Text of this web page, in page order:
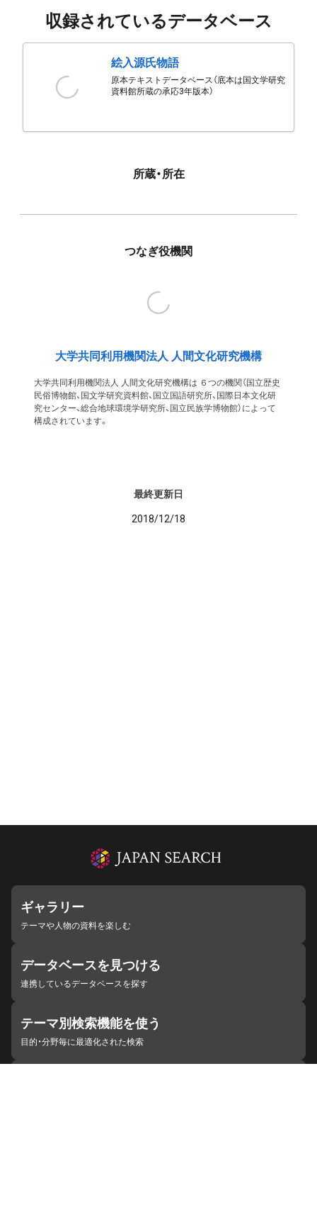
収録されているデータベース
絵入源氏物語
原本テキストデータベース（底本は国文学研究
資料館所蔵の承応3年版本）
所蔵・所在
つなぎ役機関
大学共同利用機関法人 人間文化研究機構
大学共同利用機関法人 人間文化研究機構は ６つの機関（国立歴史
民俗博物館、国文学研究資料館、国立国語研究所、国際日本文化研
究センター、総合地球環境学研究所、国立民族学博物館）によって
構成されています。
最終更新日
2018/12/18
ギャラリー
テーマや人物の資料を楽しむ
データベースを見つける
連携しているデータベースを探す
テーマ別検索機能を使う
目的・分野毎に最適化された検索